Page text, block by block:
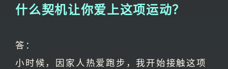
什么契机让你爱上这项运动？
答：
小时候，因家人热爱跑步，我开始接触这项